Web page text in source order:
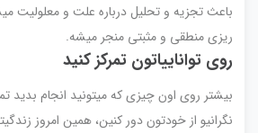
باعث تجزیه و تحلیل درباره علت و معلولیت
ریزی منطقی و مثبتی منجر میشه.
روی تواناییاتون تمرکز کنید
بیشتر روی اون چیزی که میتونید انجام بدید
نگرانیو از خودتون دور کنین، همین امروز